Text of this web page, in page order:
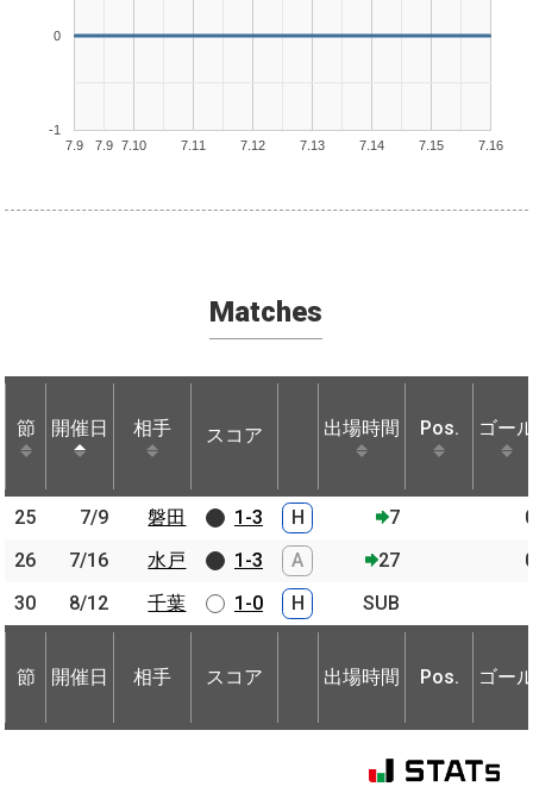
7.9 7.10 7.11 7.12 7.13 7.14 7.15 7.16
7.9
-1
0
Matches
節 開催日 相手 スコア 出場時間 Pos. ゴー
節 開催日 相手 スコア 出場時間 ゴー
25 7/9 磐田 1-3 H 7
26
7/16 水戸 1-3 A 27
30
8/12 千葉 1-0 H SUB
節 開催日 相手 スコア 出場時間 Pos. ゴー
節 開催日 相手
25 7/9
磐田
26
7/16
水戸
30
8/12 千葉
節 開催日 相手